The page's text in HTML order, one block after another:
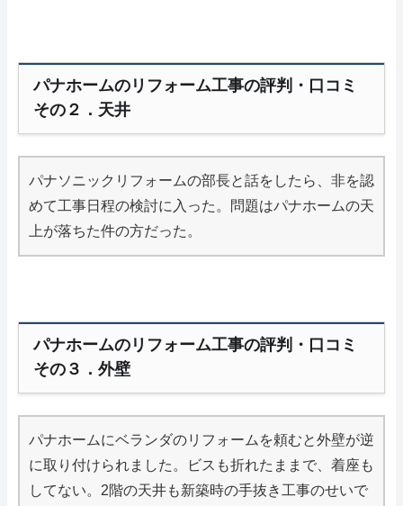
パナホームのリフォーム工事の評判・口コミ
その２．天井
パナソニックリフォームの部長と話をしたら、非を認
めて工事日程の検討に入った。問題はパナホームの天
上が落ちた件の方だった。
パナホームのリフォーム工事の評判・口コミ
その３．外壁
パナホームにベランダのリフォームを頼むと外壁が逆
に取り付けられました。ビスも折れたままで、着座も
してない。2階の天井も新築時の手抜き工事のせいで